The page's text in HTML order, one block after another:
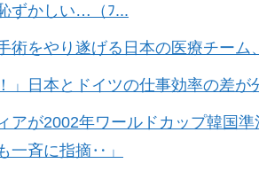
ずかしい…（ﾌ...
術をやり遂げる日本の医療チーム
」日本とドイツの仕事効率の差が
アが2002年ワールドカップ韓国準
一斉に指摘‥」